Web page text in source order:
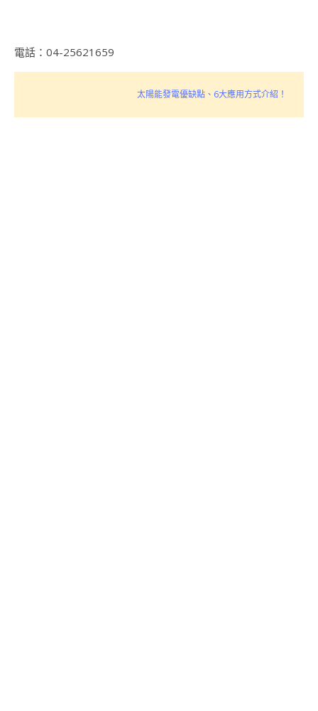
電話：04-25621659
太陽能發電優缺點、6大應用方式介紹！